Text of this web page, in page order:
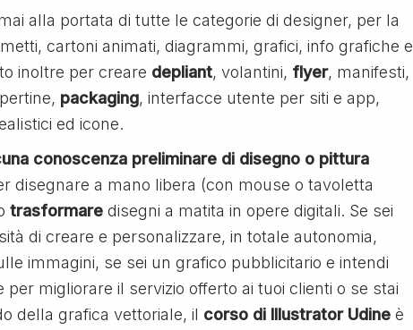
alla portata di tutte le categorie di designer, per la
cartoni animati, diagrammi, grafici, info grafiche e
inoltre per creare depliant, volantini, flyer, manifesti,
packaging, interfacce utente per siti e app,
ed icone.
conoscenza preliminare di disegno o pittura
disegnare a mano libera (con mouse o tavoletta
trasformare disegni a matita in opere digitali. Se sei
di creare e personalizzare, in totale autonomia,
immagini, se sei un grafico pubblicitario e intendi
migliorare il servizio offerto ai tuoi clienti o se stai
della grafica vettoriale, il corso di Illustrator Udine è